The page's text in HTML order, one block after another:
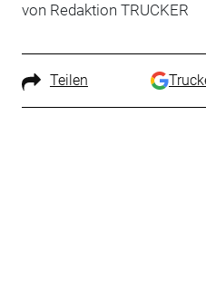
von Redaktion TRUCKER
Teilen